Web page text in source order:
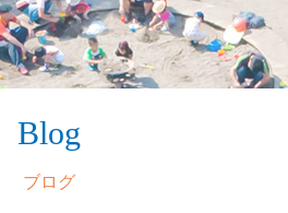
Blog
ブログ